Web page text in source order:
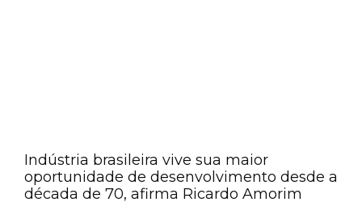
Indústria brasileira vive sua maior
oportunidade de desenvolvimento desde a
década de 70, afirma Ricardo Amorim